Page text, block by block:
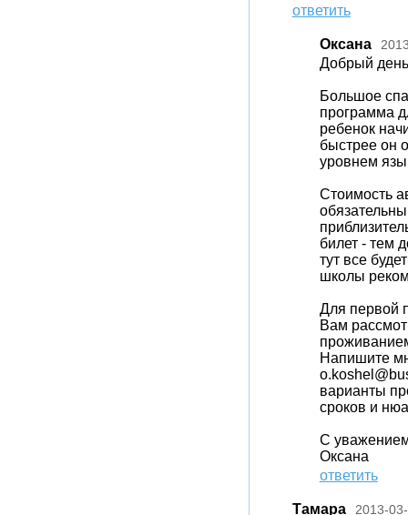
ответить
Оксана
Добрый
Большое
программа
ребенок
быстрее он
уровнем
Стоимость
билет - тем
тут все
школы
Для первой
Вам
Напишите
варианты
сроков и
С
Оксана
ответить
Тамара 2013-